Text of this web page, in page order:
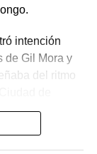
intención
de Gil Mora y
del ritmo